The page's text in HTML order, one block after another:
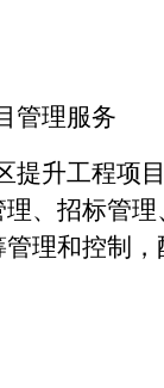
管理服务
提升工程项
、招标管
理和控制